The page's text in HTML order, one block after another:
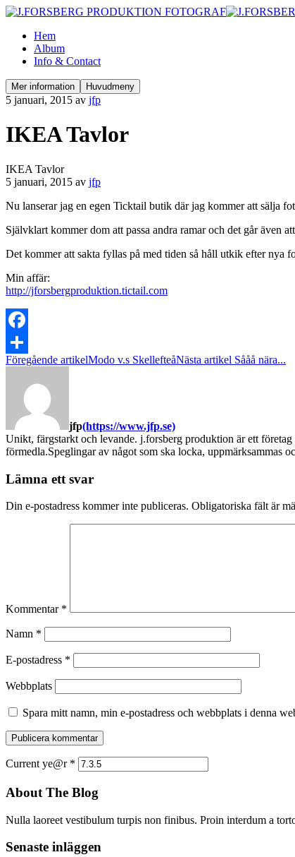
Hem
Album
Info & Contact
Mer information Huvudmeny
5 januari, 2015 av jfp
IKEA Tavlor
IKEA Tavlor
5 januari, 2015 av jfp
Nu lanserar jag en egen Ticktail butik där jag kommer att sälja
Självklart kommer dom att passa andra ramar och det går även
Det kommer att sakta fyllas på med tiden så håll utkik efter nya
Min affär:
http://jforsbergproduktion.tictail.com
Facebook
Dela
Föregående artikelModo v.s SkellefteåNästa artikel Sååå nära...
jfp(https://www.jfp.se)
Unikt, färgstarkt och levande. j.forsberg produktion är ett
förmedla.Speglingar av något som ska locka, uppmärksammas
Lämna ett svar
Din e-postadress kommer inte publiceras. Obligatoriska fält är
Kommentar *
Namn *
E-postadress *
Webbplats
Spara mitt namn, min e-postadress och webbplats i denna
Current ye@r *
About The Blog
Nulla laoreet vestibulum turpis non finibus. Proin interdum a
Senaste inläggen